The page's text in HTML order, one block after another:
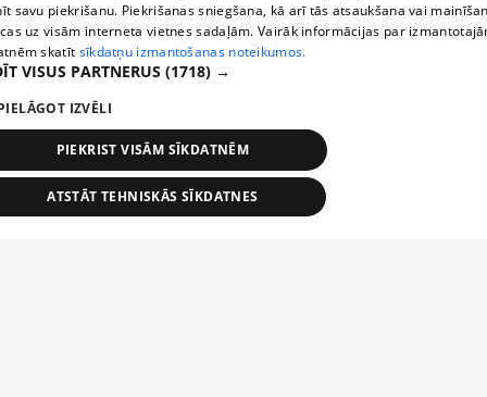
savu piekrišanu. Piekrišanas sniegšana, kā arī tās atsaukšana vai
uz visām interneta vietnes sadaļām. Vairāk informācijas par
skatīt sīkdatņu izmantošanas noteikumos.
VISUS PARTNERUS (1718) →
IZVĒLI
PIEKRIST VISĀM SĪKDATNĒM
ATSTĀT TEHNISKĀS SĪKDATNES